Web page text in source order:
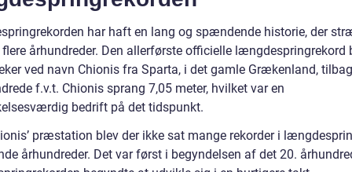
har haft en lang og spændende historie, der
århundreder. Den allerførste officielle længdespringrekord
ved navn Chionis fra Sparta, i det gamle Grækenland,
f.v.t. Chionis sprang 7,05 meter, hvilket var en
bedrift på det tidspunkt.
præstation blev der ikke sat mange rekorder i
århundreder. Det var først i begyndelsen af det 20.